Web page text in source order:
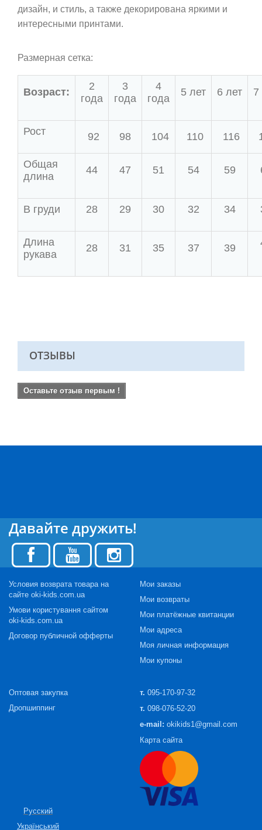
дизайн, и стиль, а также декорирована яркими и
интересными принтами.
Размерная сетка:
Возраст:
2
года
3
года
4
года
5 лет 6 лет 7
Рост 92 98 104 110 116
Общая
длина
44 47 51 54 59
В груди 28 29 30 32 34
Длина
рукава
28 31 35 37 39
ОТЗЫВЫ
Оставьте отзыв первым !
Давайте дружить!
Условия возврата товара на
сайте oki-kids.com.ua
Умови користування сайтом
oki-kids.com.ua
Договор публичной офферты
Мои заказы
Мои возвраты
Мои платёжные квитанции
Мои адреса
Моя личная информация
Мои купоны
Оптовая закупка
Дропшиппинг
т. 095-170-97-32
т. 098-076-52-20
e-mail: okikids1@gmail.com
Карта сайта
Русский
Український